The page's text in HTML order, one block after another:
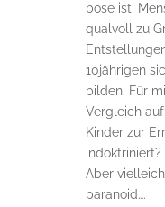
böse ist,
qualvoll zu
10jährigen
bilden. Für
Vergleich
Kinder zur
indoktriniert?
Aber
paranoid….